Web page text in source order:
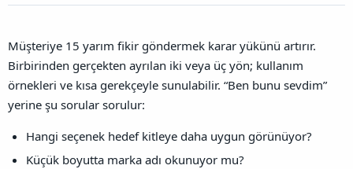
Müşteriye 15 yarım fikir göndermek karar yükünü artırır.
Birbirinden gerçekten ayrılan iki veya üç yön; kullanım
örnekleri ve kısa gerekçeyle sunulabilir. “Ben bunu sevdim”
yerine şu sorular sorulur:
Hangi seçenek hedef kitleye daha uygun görünüyor?
Küçük boyutta marka adı okunuyor mu?